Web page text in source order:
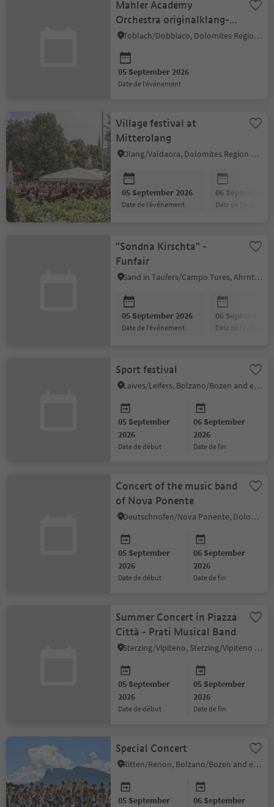
Mahler Academy
Orchestra originalklang-
project
Toblach/Dobbiaco, Dolomites Region 3 Zinnen
05 September 2026
date de l’événement
Village festival at
Mitterolang
Olang/Valdaora, Dolomites Region Kronplatz/Plan de Corones
05 September 2026
date de l’événement
06 September
date de
"Sondna Kirschta" -
Funfair
Sand in Taufers/Campo Tures, Ahrntal/Valle Aurina
05 September 2026
date de l’événement
06 September
date de
Sport festival
Laives/Leifers, Bolzano/Bozen and environs
05 September
2026
date de début
06 September
2026
date de fin
Concert of the music band
of Nova Ponente
Deutschnofen/Nova Ponente, Dolomites Region Eggental
05 September
2026
date de début
06 September
2026
date de fin
Summer Concert in Piazza
Città - Prati Musical Band
Sterzing/Vipiteno, Sterzing/Vipiteno and environs
05 September
2026
date de début
05 September
2026
date de fin
Special Concert
Ritten/Renon, Bolzano/Bozen and environs
05 September
06 September